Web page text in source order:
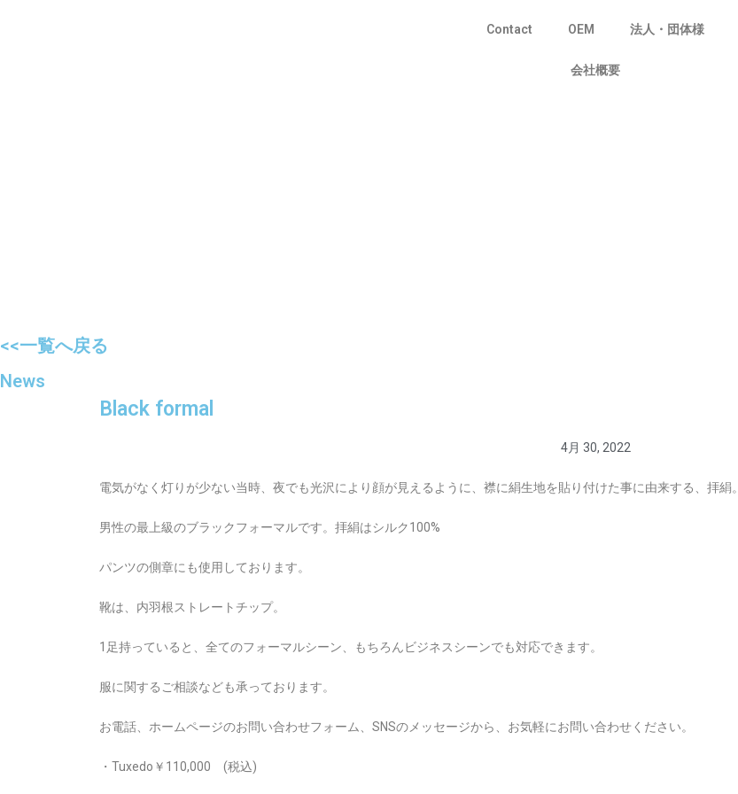
Contact OEM 法人・団体様
会社概要
<<一覧へ戻る
News
Black formal
4月 30, 2022
電気がなく灯りが少ない当時、夜でも光沢により顔が見えるように、襟に絹生地を貼り付けた事に由来する、拝絹。
男性の最上級のブラックフォーマルです。拝絹はシルク100%
パンツの側章にも使用しております。
靴は、内羽根ストレートチップ。
1足持っていると、全てのフォーマルシーン、もちろんビジネスシーンでも対応できます。
服に関するご相談なども承っております。
お電話、ホームページのお問い合わせフォーム、SNSのメッセージから、お気軽にお問い合わせください。
・Tuxedo￥110,000 (税込)